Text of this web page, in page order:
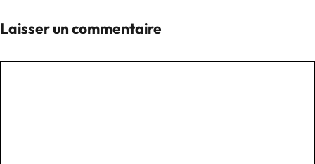
Laisser un commentaire